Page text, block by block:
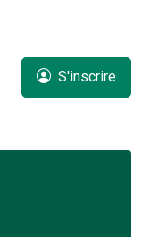
S'inscrire